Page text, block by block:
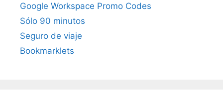
Google Workspace Promo Codes
Sólo 90 minutos
Seguro de viaje
Bookmarklets